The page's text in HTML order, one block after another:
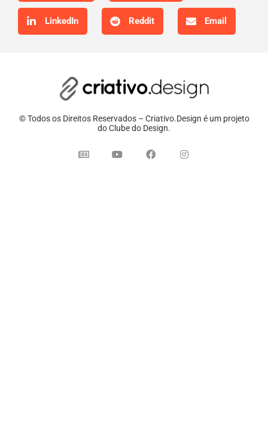
LinkedIn Reddit Email
© Todos os Direitos Reservados – Criativo.Design é um projeto
do Clube do Design.